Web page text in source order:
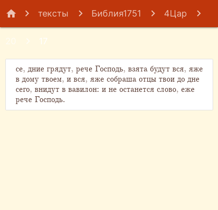
home тексты Библия1751 4Цар
17
се, дние грядут, рече Господь, взята будут вся, яже
в дому твоем, и вся, яже собраша отцы твои до дне
сего, внидут в вавилон: и не останется слово, еже
рече Господь.